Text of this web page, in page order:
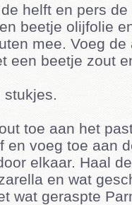
helft en pers
beetje olijfolie
mee. Voeg
een beetje zout
toe aan het
en voeg toe aan
elkaar. Haal
en wat
wat geraspte